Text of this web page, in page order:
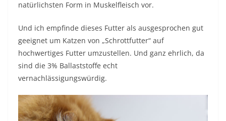
natürlichsten Form in Muskelfleisch vor.
Und ich empfinde dieses Futter als ausgesprochen gut
geeignet um Katzen von „Schrottfutter“ auf
hochwertiges Futter umzustellen. Und ganz ehrlich, da
sind die 3% Ballaststoffe echt
vernachlässigungswürdig.